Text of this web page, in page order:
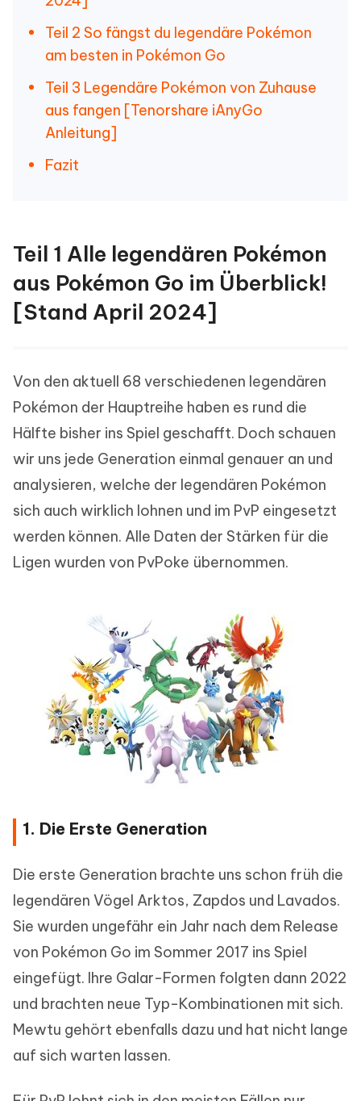
Teil 2 So fängst du legendäre Pokémon
am besten in Pokémon Go
Teil 3 Legendäre Pokémon von Zuhause
aus fangen [Tenorshare iAnyGo
Anleitung]
Fazit
Teil 1 Alle legendären Pokémon
aus Pokémon Go im Überblick!
[Stand April 2024]
Von den aktuell 68 verschiedenen legendären
Pokémon der Hauptreihe haben es rund die
Hälfte bisher ins Spiel geschafft. Doch schauen
wir uns jede Generation einmal genauer an und
analysieren, welche der legendären Pokémon
sich auch wirklich lohnen und im PvP eingesetzt
werden können. Alle Daten der Stärken für die
Ligen wurden von PvPoke übernommen.
1. Die Erste Generation
Die erste Generation brachte uns schon früh die
legendären Vögel Arktos, Zapdos und Lavados.
Sie wurden ungefähr ein Jahr nach dem Release
von Pokémon Go im Sommer 2017 ins Spiel
eingefügt. Ihre Galar-Formen folgten dann 2022
und brachten neue Typ-Kombinationen mit sich.
Mewtu gehört ebenfalls dazu und hat nicht lange
auf sich warten lassen.